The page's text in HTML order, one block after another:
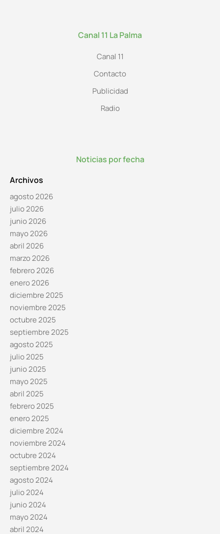
Canal 11 La Palma
Canal 11
Contacto
Publicidad
Radio
Noticias por fecha
Archivos
agosto 2026
julio 2026
junio 2026
mayo 2026
abril 2026
marzo 2026
febrero 2026
enero 2026
diciembre 2025
noviembre 2025
octubre 2025
septiembre 2025
agosto 2025
julio 2025
junio 2025
mayo 2025
abril 2025
febrero 2025
enero 2025
diciembre 2024
noviembre 2024
octubre 2024
septiembre 2024
agosto 2024
julio 2024
junio 2024
mayo 2024
abril 2024